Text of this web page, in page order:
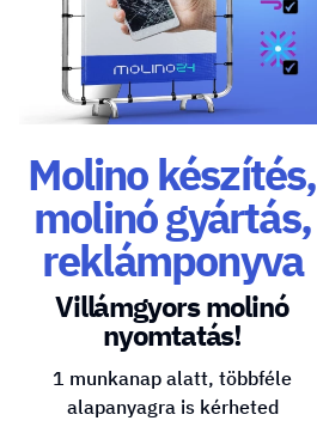
Molino készítés,
molinó gyártás,
reklámponyva
Villámgyors molinó
nyomtatás!
1 munkanap alatt, többféle
alapanyagra is kérheted